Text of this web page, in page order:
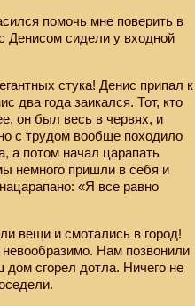
помочь мне поверить в
Денисом сидели у входной
стука! Денис припал к
два года заикался. Тот, кто
он был весь в червях, и
с трудом вообще походило
а потом начал царапать
немного пришли в себя и
«Я все равно
вещи и смотались в город!
Нам позвонили
сгорел дотла. Ничего не